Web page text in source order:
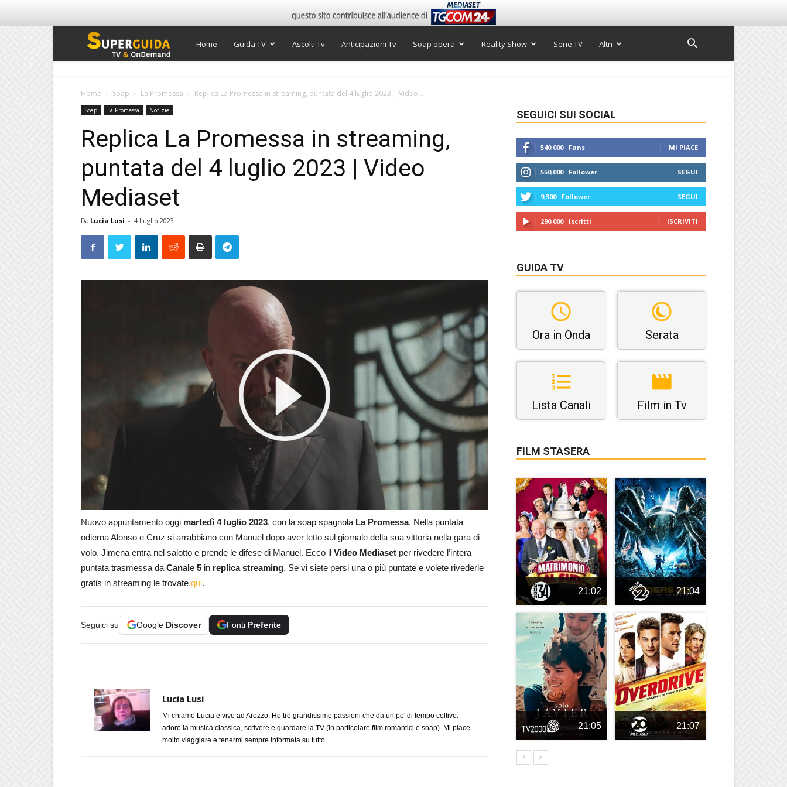
Super
Home Guida TV Ascolti Tv Anticipazioni Tv Soap opera Reality Show Serie TV Altri
Home Soap La Promessa Replica La Promessa in streaming, puntata del 4 luglio 2023 | Video...
Soap La Promessa Notizie
Replica La Promessa in streaming,
puntata del 4 luglio 2023 | Video
Mediaset
Da Lucia Lusi - 4 Luglio 2023
Nuovo appuntamento oggi martedì 4 luglio 2023, con la soap spagnola La Promessa. Nella puntata
odierna Alonso e Cruz si arrabbiano con Manuel dopo aver letto sul giornale della sua vittoria nella gara di
volo. Jimena entra nel salotto e prende le difese di Manuel. Ecco il Video Mediaset per rivedere l’intera
puntata trasmessa da Canale 5 in replica streaming. Se vi siete persi una o più puntate e volete rivederle
gratis in streaming le trovate qui.
Seguici su Google Discover Fonti Preferite
Lucia Lusi
Mi chiamo Lucia e vivo ad Arezzo. Ho tre grandissime passioni che da un po' di tempo coltivo:
adoro la musica classica, scrivere e guardare la TV (in particolare film romantici e soap). Mi piace
molto viaggiare e tenermi sempre informata su tutto.
SEGUICI SUI SOCIAL
540,000 Fans MI PIACE
550,000 Follower SEGUI
9,300 Follower SEGUI
290,000 Iscritti ISCRIVITI
GUIDA TV
Ora in Onda Serata
Lista Canali Film in Tv
FILM STASERA
21:02 21:04
21:05 21:07